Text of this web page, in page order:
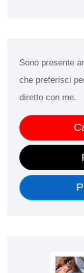
Sono presente
che preferisci
diretto con me.